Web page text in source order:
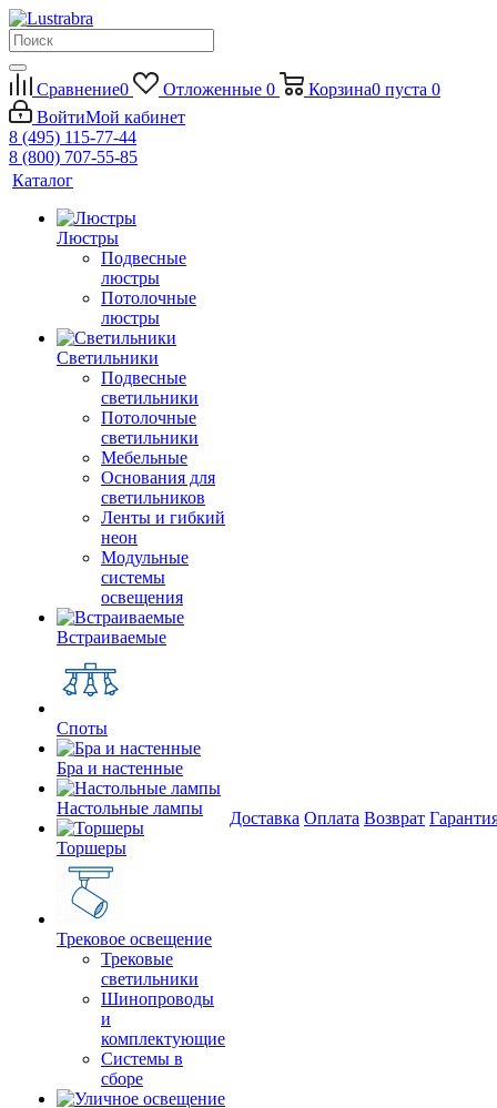
Сравнение0 Отложенные 0 Корзина0 пуста 0
ВойтиМой кабинет
8 (495) 115-77-44
8 (800) 707-55-85
Каталог
Люстры
Подвесные
люстры
Потолочные
люстры
Светильники
Подвесные
светильники
Потолочные
светильники
Мебельные
Основания для
светильников
Ленты и гибкий
неон
Модульные
системы
освещения
Встраиваемые
Споты
Бра и настенные
Настольные лампы
Торшеры
Трековое освещение
Трековые
светильники
Шинопроводы
и
комплектующие
Системы в
сборе
Доставка Оплата Возврат